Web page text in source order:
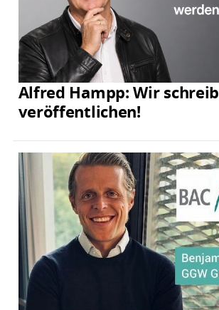
Alfred Hampp: Wir
veröffentlichen!